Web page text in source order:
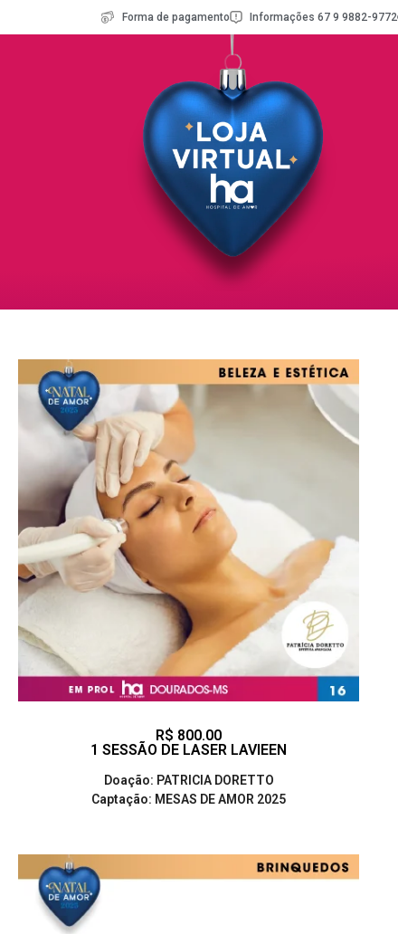
Forma de pagamento Informações 67 9 9882-9772
R$ 800.00
1 SESSÃO DE LASER LAVIEEN
Doação: PATRICIA DORETTO
Captação: MESAS DE AMOR 2025